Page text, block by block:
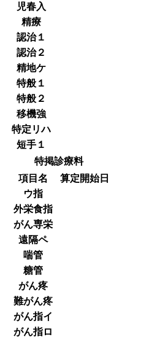
児春入
精療
認治１
認治２
精地ケ
特般１
特般２
移機強
特定リハ
短手１
特掲診療料
項目名
算定開始日
ウ指
外栄食指
がん専栄
遠隔ペ
喘管
糖管
がん疼
難がん疼
がん指イ
がん指ロ